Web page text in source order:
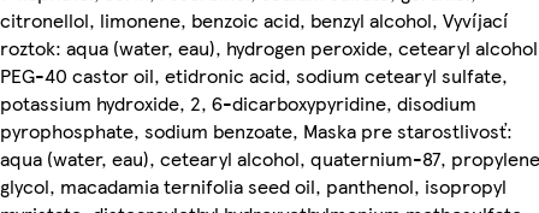
citronellol, limonene, benzoic acid, benzyl alcohol, Vyvíjací
roztok: aqua (water, eau), hydrogen peroxide, cetearyl
PEG-40 castor oil, etidronic acid, sodium cetearyl sulfate,
potassium hydroxide, 2, 6-dicarboxypyridine, disodium
pyrophosphate, sodium benzoate, Maska pre starostlivosť:
aqua (water, eau), cetearyl alcohol, quaternium-87, propylene
glycol, macadamia ternifolia seed oil, panthenol, isopropyl